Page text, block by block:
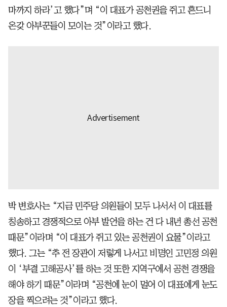
마까지 하라’고 했다”며 “이 대표가 공천권을 쥐고 흔드니
온갖 아부꾼들이 모이는 것”이라고 했다.
박 변호사는 “지금 민주당 의원들이 모두 나서서 이 대표를
칭송하고 경쟁적으로 아부 발언을 하는 건 다 내년 총선 공천
때문”이라며 “이 대표가 쥐고 있는 공천권이 요물”이라고
했다. 그는 “추 전 장관이 저렇게 나서고 비명인 고민정 의원
이 ‘부결 고해공사’를 하는 것 또한 지역구에서 공천 경쟁을
해야 하기 때문”이라며 “공천에 눈이 멀어 이 대표에게 눈도
장을 찍으려는 것”이라고 했다.